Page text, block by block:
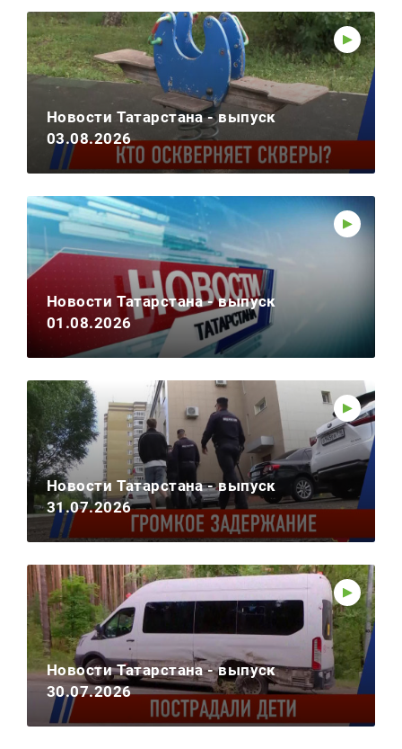
Новости Татарстана - выпуск
03.08.2026
Новости Татарстана - выпуск
01.08.2026
Новости Татарстана - выпуск
31.07.2026
Новости Татарстана - выпуск
30.07.2026